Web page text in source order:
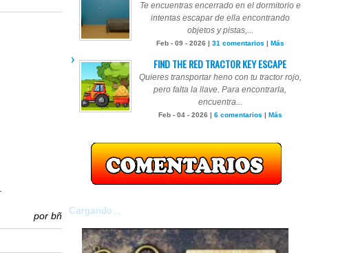
por bñ
Te encuentras encerrado en el dormitorio e
intentas escapar de ella encontrando
objetos y pistas,...
Feb - 09 - 2026 | 31 comentarios | Más
FIND THE RED TRACTOR KEY ESCAPE
Quieres transportar heno con tu tractor rojo,
pero falta la llave. Para encontrarla,
encuentra...
Feb - 04 - 2026 | 6 comentarios | Más
Cargando...